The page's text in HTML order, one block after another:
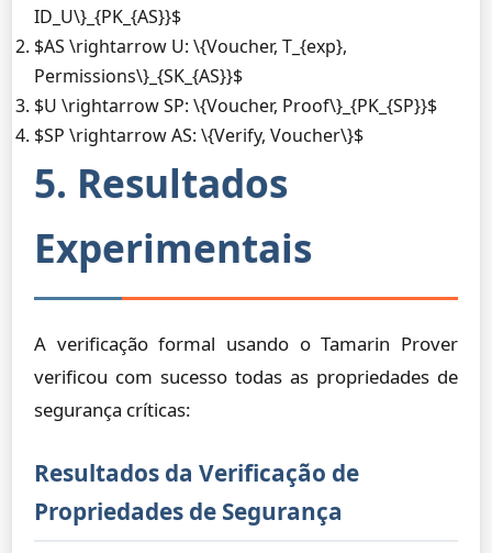
ID_U\}_{PK_{AS}}$
$AS \rightarrow U: \{Voucher, T_{exp},
Permissions\}_{SK_{AS}}$
$U \rightarrow SP: \{Voucher, Proof\}_{PK_{SP}}$
$SP \rightarrow AS: \{Verify, Voucher\}$
5. Resultados
Experimentais
A verificação formal usando o Tamarin Prover
verificou com sucesso todas as propriedades de
segurança críticas:
Resultados da Verificação de
Propriedades de Segurança